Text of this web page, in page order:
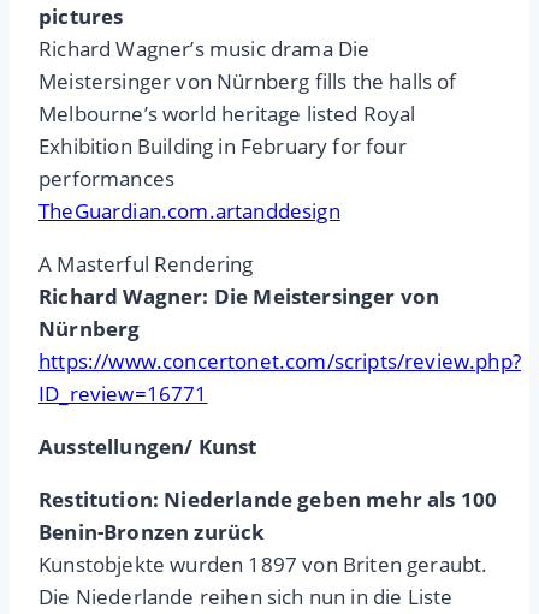
pictures
Richard Wagner’s music drama Die
Meistersinger von Nürnberg fills the halls of
Melbourne’s world heritage listed Royal
Exhibition Building in February for four
performances
TheGuardian.com.artanddesign
A Masterful Rendering
Richard Wagner: Die Meistersinger von
Nürnberg
https://www.concertonet.com/scripts/review.php?
ID_review=16771
Ausstellungen/ Kunst
Restitution: Niederlande geben mehr als 100
Benin-Bronzen zurück
Kunstobjekte wurden 1897 von Briten geraubt.
Die Niederlande reihen sich nun in die Liste